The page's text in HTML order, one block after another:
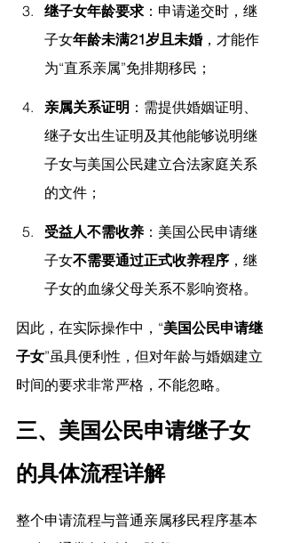
继子女年龄要求 ：申请递交时，继
子女年龄未满21岁且未婚 ，才能作
为“直系亲属”免排期移民；
亲属关系证明 ：需提供婚姻证明、
继子女出生证明及其他能够说明继
子女与美国公民建立合法家庭关系
的文件；
受益人不需收养 ：美国公民申请继
子女不需要通过正式收养程序 ，继
子女的血缘父母关系不影响资格。
因此，在实际操作中，“美国公民申请继
子女”虽具便利性，但对年龄与婚姻建立
时间的要求非常严格，不能忽略。
三、美国公民申请继子女
的具体流程详解
整个申请流程与普通亲属移民程序基本